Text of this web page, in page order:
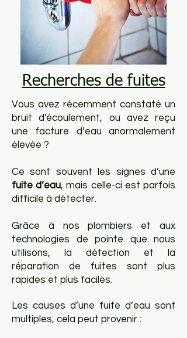
Recherches de fuites
Vous avez récemment constaté un
bruit d'écoulement, ou avez reçu
une facture d’eau anormalement
élevée ?
Ce sont souvent les signes d’une
fuite d’eau, mais celle-ci est parfois
difficile à détecter.
Grâce à nos plombiers et aux
technologies de pointe que nous
utilisons, la détection et la
réparation de fuites sont plus
rapides et plus faciles.
Les causes d’une fuite d’eau sont
multiples, cela peut provenir :